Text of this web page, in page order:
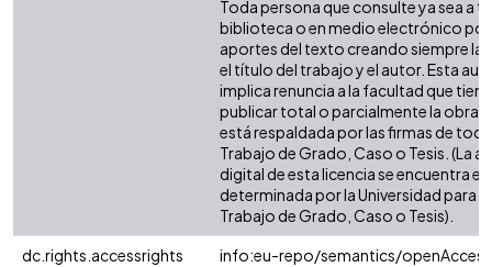
Toda persona que consulte ya sea a
biblioteca o en medio electrónico
aportes del texto creando siempre la
el título del trabajo y el autor. Esta
implica renuncia a la facultad que tiene
publicar total o parcialmente la obra.
está respaldada por las firmas de
Trabajo de Grado, Caso o Tesis. (La
digital de esta licencia se encuentra
determinada por la Universidad para
Trabajo de Grado, Caso o Tesis).
dc.rights.accessrights
info:eu-repo/semantics/openAccess